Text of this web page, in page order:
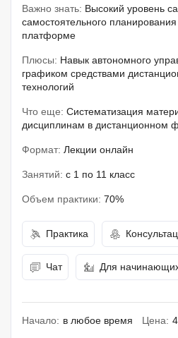
Важно знать: Высокий уровень
самостоятельного
платформе
Плюсы: Навык автономного
графиком средствами
технологий
Что еще: Систематизация
дисциплинам в дистанционном
Формат: Лекции онлайн
Занятий: с 1 по 11 класс
Объем практики: 70%
Практика
Чат Для
Начало: в любое время Цена: